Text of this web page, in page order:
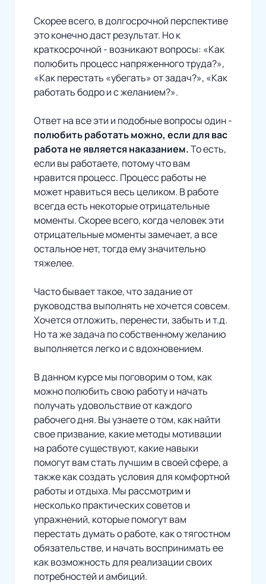
Скорее всего, в долгосрочной перспективе
это конечно даст результат. Но к
краткосрочной - возникают вопросы: «Как
полюбить процесс напряженного труда?»,
«Как перестать «убегать» от задач?», «Как
работать бодро и с желанием?».
Ответ на все эти и подобные вопросы один -
полюбить работать можно, если для вас
работа не является наказанием.То есть,
если вы работаете, потому что вам
нравится процесс. Процесс работы не
может нравиться весь целиком. В работе
всегда есть некоторые отрицательные
моменты. Скорее всего, когда человек эти
отрицательные моменты замечает, а все
остальное нет, тогда ему значительно
тяжелее.
Часто бывает такое, что задание от
руководства выполнять не хочется совсем.
Хочется отложить, перенести, забыть и т.д.
Но та же задача по собственному желанию
выполняется легко и с вдохновением.
В данном курсе мы поговорим о том, как
можно полюбить свою работу и начать
получать удовольствие от каждого
рабочего дня. Вы узнаете о том, как найти
свое призвание, какие методы мотивации
на работе существуют, какие навыки
помогут вам стать лучшим в своей сфере, а
также как создать условия для комфортной
работы и отдыха. Мы рассмотрим и
несколько практических советов и
упражнений, которые помогут вам
перестать думать о работе, как о тягостном
обязательстве, и начать воспринимать ее
как возможность для реализации своих
потребностей и амбиций.